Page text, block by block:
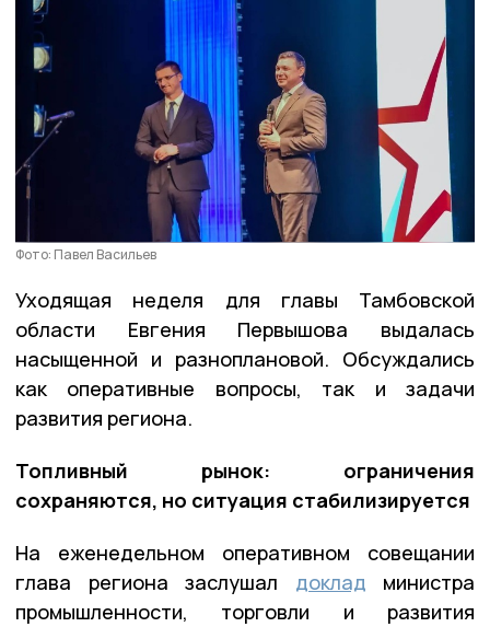
Фото: Павел Васильев
Уходящая неделя для главы Тамбовской
области Евгения Первышова выдалась
насыщенной и разноплановой. Обсуждались
как оперативные вопросы, так и задачи
развития региона.
Топливный рынок: ограничения
сохраняются, но ситуация стабилизируется
На еженедельном оперативном совещании
глава региона заслушал доклад министра
промышленности, торговли и развития